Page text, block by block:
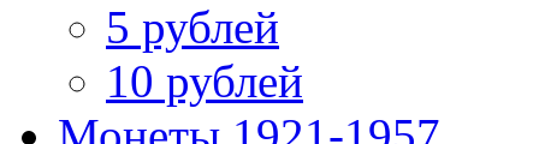
5 рублей
10 рублей